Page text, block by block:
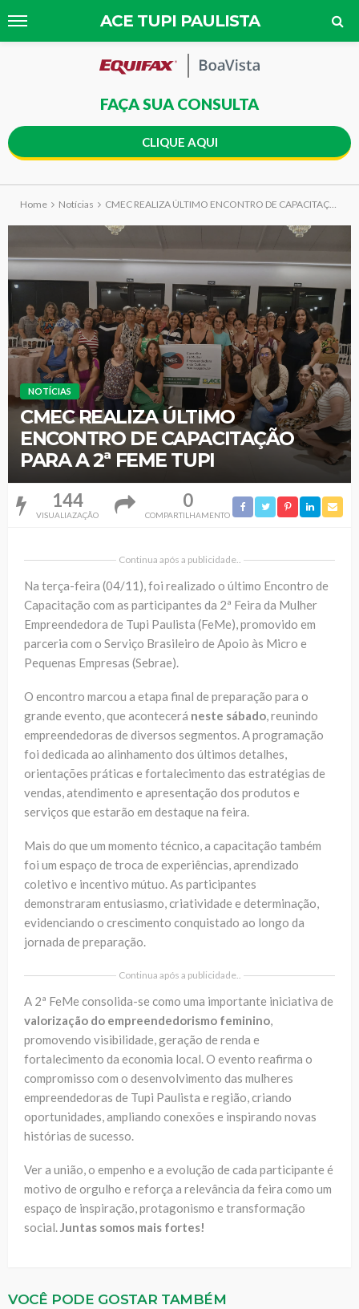
ACE TUPI PAULISTA
FAÇA SUA CONSULTA
CLIQUE AQUI
Home Notícias CMEC REALIZA ÚLTIMO ENCONTRO DE CAPACITAÇÃO PARA A 2ª FEME TUPI
NOTÍCIAS
CMEC REALIZA ÚLTIMO
ENCONTRO DE CAPACITAÇÃO
PARA A 2ª FEME TUPI
144
VISUALIAZAÇÃO
0
COMPARTILHAMENTO
Continua após a publicidade..
Na terça-feira (04/11), foi realizado o último Encontro de
Capacitação com as participantes da 2ª Feira da Mulher
Empreendedora de Tupi Paulista (FeMe), promovido em
parceria com o Serviço Brasileiro de Apoio às Micro e
Pequenas Empresas (Sebrae).
O encontro marcou a etapa final de preparação para o
grande evento, que acontecerá neste sábado, reunindo
empreendedoras de diversos segmentos. A programação
foi dedicada ao alinhamento dos últimos detalhes,
orientações práticas e fortalecimento das estratégias de
vendas, atendimento e apresentação dos produtos e
serviços que estarão em destaque na feira.
Mais do que um momento técnico, a capacitação também
foi um espaço de troca de experiências, aprendizado
coletivo e incentivo mútuo. As participantes
demonstraram entusiasmo, criatividade e determinação,
evidenciando o crescimento conquistado ao longo da
jornada de preparação.
Continua após a publicidade..
A 2ª FeMe consolida-se como uma importante iniciativa de
valorização do empreendedorismo feminino,
promovendo visibilidade, geração de renda e
fortalecimento da economia local. O evento reafirma o
compromisso com o desenvolvimento das mulheres
empreendedoras de Tupi Paulista e região, criando
oportunidades, ampliando conexões e inspirando novas
histórias de sucesso.
Ver a união, o empenho e a evolução de cada participante é
motivo de orgulho e reforça a relevância da feira como um
espaço de inspiração, protagonismo e transformação
social.Juntas somos mais fortes!
VOCÊ PODE GOSTAR TAMBÉM